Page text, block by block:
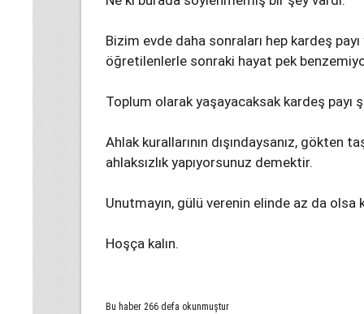
Bizim evde daha sonraları hep kardeş payı
öğretilenlerle sonraki hayat pek
Toplum olarak yaşayacaksak kardeş payı
Ahlak kurallarının dışındaysanız, gökten
ahlaksızlık yapıyorsunuz demektir.
Unutmayın, gülü verenin elinde az da olsa
Hoşça kalın.
Bu haber 266 defa okunmuştur